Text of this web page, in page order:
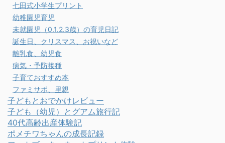
七田式小学生プリント
幼稚園児育児
未就園児（0.1.2.3歳）の育児日記
誕生日、クリスマス、お祝いなど
離乳食、幼児食
病気・予防接種
子育ておすすめ本
ファミサポ、里親
子どもとおでかけレビュー
子ども（幼児）とグアム旅行記
40代高齢出産体験記
ポメチワちゃんの成長記録